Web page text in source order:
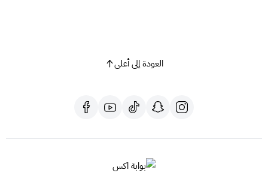
العودة إلى أعلى